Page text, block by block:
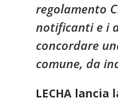
regolamento
notificanti e i
concordare
comune, da
LECHA